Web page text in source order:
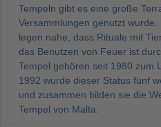
Tempeln gibt es eine große
Versammlungen genutzt
legen nahe, dass Rituale mit
das Benutzen von Feuer ist
Tempel gehören seit 1980 zum
1992 wurde dieser Status fünf
und zusammen bilden sie die
Tempel von Malta.